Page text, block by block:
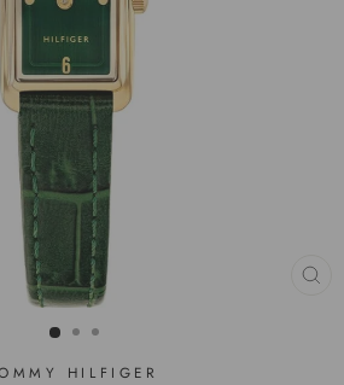
HILFIGER